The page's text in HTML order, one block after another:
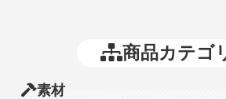
商品カテゴ
素材